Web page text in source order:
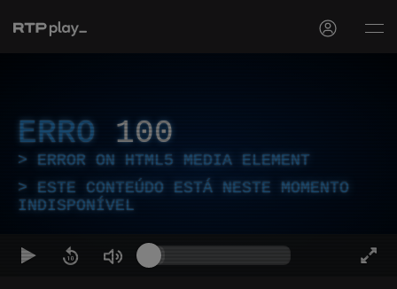
ERRO 100
ERROR ON HTML5 MEDIA ELEMENT
ESTE CONTEÚDO ESTÁ NESTE MOMENTO
INDISPONÍVEL